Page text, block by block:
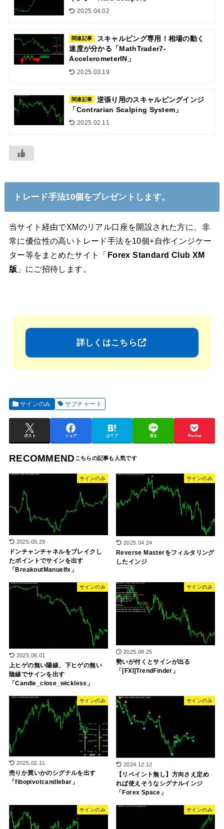
2025.04.02
関連記事
スキャルピング専用！相場の動く
速度が分かる「MathTrader7-
AccelerometerIN」
2025.03.19
関連記事
逆張り用のスキャルピングインジ
「Contrarian Scalping System」
2025.02.11
トレード手法10個をプレゼントします。
当サイト経由でXMのリアル口座を開設された方に、非
常に優位性の高いトレード手法を10個+自作インジケー
ター等をまとめたサイト「 Forex Standard Club XM
版 」にご招待します。
詳しくはこちら
サインのみ サブチャート
ポスト シェア はてブ 送る Pocket
RECOMMEND
サインのみ
2025.05.29
ドンチャンチャネルをブレイクし
たポイントでサインを出す
「BreakoutManuelfx」
サインのみ
2025.04.24
Reverse Masterをフィルタリング
したインジ
サインのみ
2025.06.01
上ヒゲの無い陽線、下ヒゲの無い
陰線でサインを出す
「Candle_close_wickless」
サインのみ
2025.08.25
勢いが付くとサインが出る
「[FXI]TrendFinder」
サインのみ
2025.02.11
売りか買いかのシグナルを出す
「fibopivotcandlebar」
サインのみ
2024.12.12
【リペイント無し】方向さえ定め
れば使えそうなシグナルインジ
「Forex Space」
サインのみ サインのみ